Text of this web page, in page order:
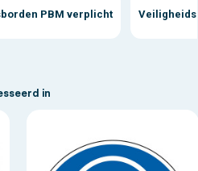
PBM verplicht
in